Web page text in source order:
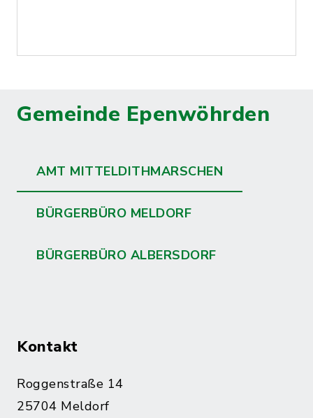
Gemeinde Epenwöhrden
AMT MITTELDITHMARSCHEN
BÜRGERBÜRO MELDORF
BÜRGERBÜRO ALBERSDORF
Kontakt
Roggenstraße 14
25704 Meldorf